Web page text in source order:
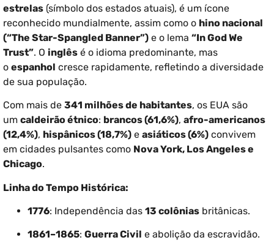
estrelas (símbolo dos estados atuais), é um ícone
reconhecido mundialmente, assim como o hino nacional
(“The Star-Spangled Banner”) e o lema “In God We
Trust”. O inglês é o idioma predominante, mas
o espanhol cresce rapidamente, refletindo a diversidade
de sua população.
Com mais de 341 milhões de habitantes, os EUA são
um caldeirão étnico: brancos (61,6%), afro-americanos
(12,4%), hispânicos (18,7%) e asiáticos (6%) convivem
em cidades pulsantes como Nova York, Los Angeles e
Chicago.
Linha do Tempo Histórica:
1776: Independência das 13 colônias britânicas.
1861–1865: Guerra Civil e abolição da escravidão.